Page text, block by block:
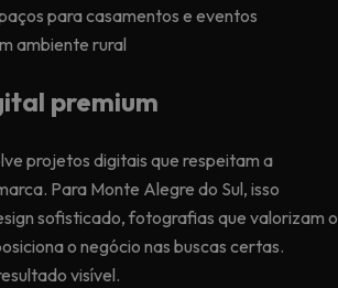
para casamentos e eventos
ambiente rural
premium
projetos digitais que respeitam a
Para Monte Alegre do Sul, isso
sofisticado, fotografias que valorizam o
o negócio nas buscas certas.
visível.